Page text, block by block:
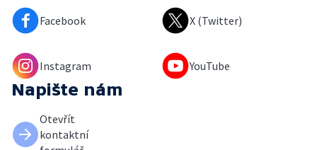
Facebook X (Twitter)
Instagram YouTube
Napište nám
Otevřít
kontaktní